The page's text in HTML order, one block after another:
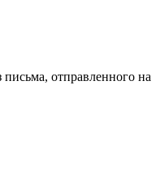
отправленного на